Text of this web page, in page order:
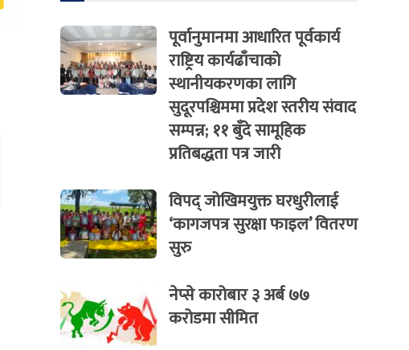
पूर्वानुमानमा आधारित पूर्वकार्य
राष्ट्रिय कार्यढाँचाको
स्थानीयकरणका लागि
सुदूरपश्चिममा प्रदेश स्तरीय संवाद
सम्पन्न; ११ बुँदे सामूहिक
प्रतिबद्धता पत्र जारी
विपद् जोखिमयुक्त घरधुरीलाई
‘कागजपत्र सुरक्षा फाइल’ वितरण
सुरु
नेप्से कारोबार ३ अर्ब ७७
करोडमा सीमित